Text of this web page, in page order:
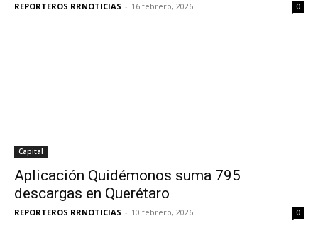
REPORTEROS RRNOTICIAS - 16 febrero, 2026 0
Capital
Aplicación Quidémonos suma 795
descargas en Querétaro
REPORTEROS RRNOTICIAS - 10 febrero, 2026 0